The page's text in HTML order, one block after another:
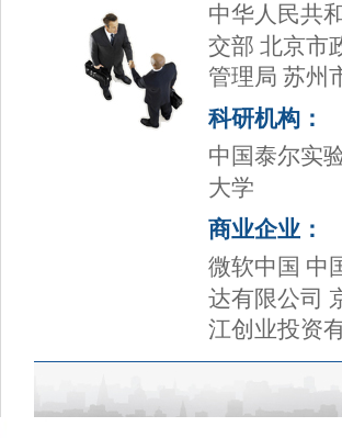
中华人民共
交部 北京市
管理局 苏州
科研机构：
中国泰尔实
大学
商业企业：
微软中国 中
达有限公司
江创业投资